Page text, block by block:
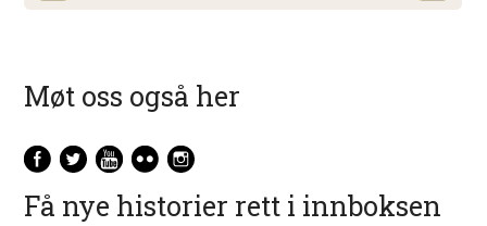
Møt oss også her
Få nye historier rett i innboksen